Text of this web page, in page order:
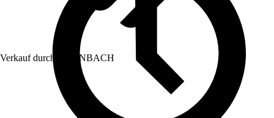
Verkauf durch: HORNBACH